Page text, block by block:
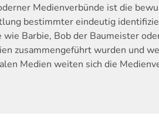
Medienverbünde ist die
bestimmter eindeutig
wie Barbie, Bob der Baumeister
zusammengeführt wurden und
Medien weiten sich die